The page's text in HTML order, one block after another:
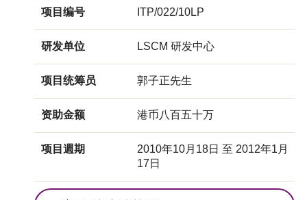
项目编号 ITP/022/10LP
研发单位 LSCM 研发中心
项目统筹员 郭子正先生
资助金额 港币八百五十万
项目週期
2010年10月18日 至 2012年1月
17日